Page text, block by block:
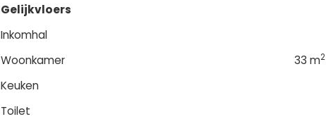
Gelijkvloers
Inkomhal
Woonkamer
33 m2
Keuken
Toilet